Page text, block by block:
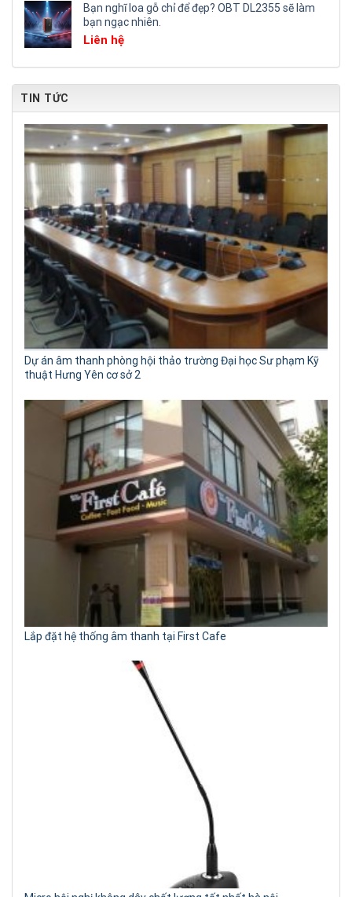
Bạn nghĩ loa gỗ chỉ để đẹp? OBT DL2355 sẽ làm
bạn ngạc nhiên.
Liên hệ
TIN TỨC
Dự án âm thanh phòng hội thảo trường Đại học Sư phạm Kỹ
thuật Hưng Yên cơ sở 2
Lắp đặt hệ thống âm thanh tại First Cafe